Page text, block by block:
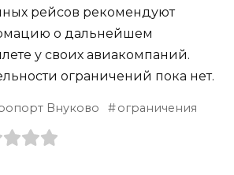
рейсов рекомендуют
о дальнейшем
у своих авиакомпаний.
ограничений пока нет.
Внуково ограничения